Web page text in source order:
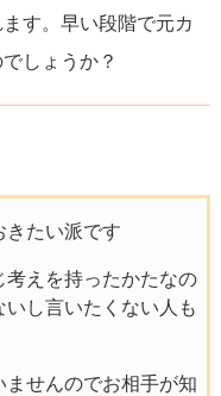
す。早い段階で元カ
しょうか？
きたい派です
考えを持ったかたなの
し言いたくない人も
せんのでお相手が知